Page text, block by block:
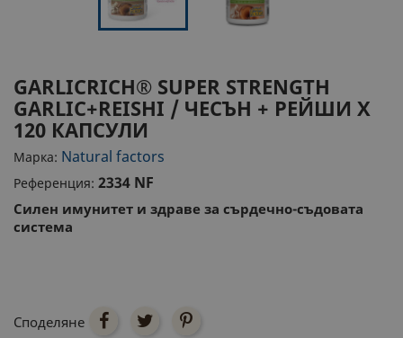
GARLICRICH® SUPER STRENGTH
GARLIC+REISHI / ЧЕСЪН + РЕЙШИ X
120 КАПСУЛИ
Марка: Natural factors
Референция: 2334 NF
Силен имунитет и здраве за сърдечно-съдовата
система
Споделяне